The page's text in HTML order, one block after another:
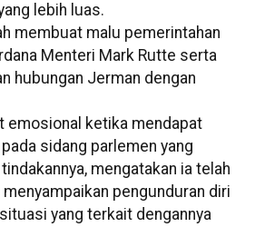
lebih luas.
membuat malu pemerintahan
Menteri Mark Rutte serta
hubungan Jerman dengan
emosional ketika mendapat
sidang parlemen yang
mengatakan ia telah
pengunduran diri
yang terkait dengannya